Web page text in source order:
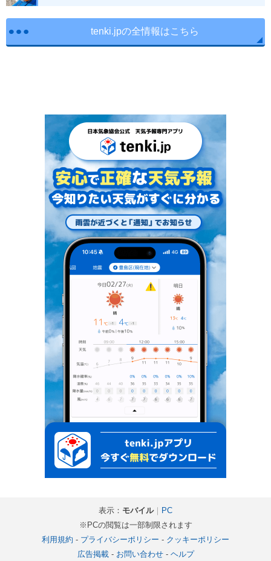
tenki.jpの全情報はこちら
表示： モバイル｜ PC
※PCの閲覧は一部制限されます
利用規約 - プライバシーポリシー - クッキーポリシー
広告掲載- お問い合わせ- ヘルプ